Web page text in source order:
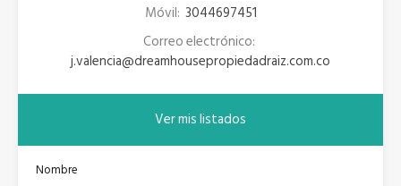
Móvil: 3044697451
Correo electrónico:
j.valencia@dreamhousepropiedadraiz.com.co
Ver mis listados
Nombre